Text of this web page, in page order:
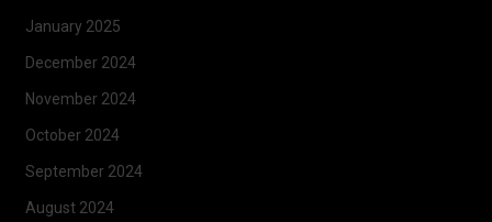
January 2025
December 2024
November 2024
October 2024
September 2024
August 2024